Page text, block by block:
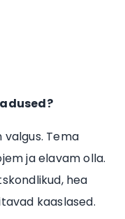
Tema
ja elavam olla.
hea
kaaslased.